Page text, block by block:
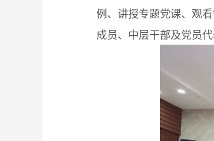
例、讲授专题党课、观
成员、中层干部及党员